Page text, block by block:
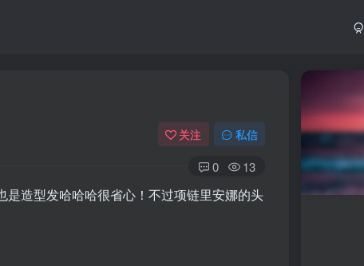
关注 私信
0 13
造型发哈哈哈很省心！不过项链里安娜的头